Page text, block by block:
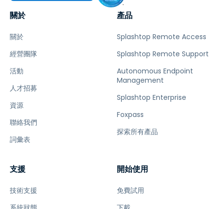
關於
關於
經營團隊
活動
人才招募
資源
聯絡我們
詞彙表
產品
Splashtop Remote Access
Splashtop Remote Support
Autonomous Endpoint
Management
Splashtop Enterprise
Foxpass
探索所有產品
支援
技術支援
開始使用
免費試用